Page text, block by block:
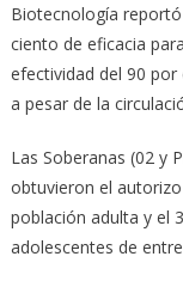
Biotecnología
ciento de eficacia
efectividad del 90 por
a pesar de la
Las Soberanas (02 y
obtuvieron el
población adulta y el
adolescentes de